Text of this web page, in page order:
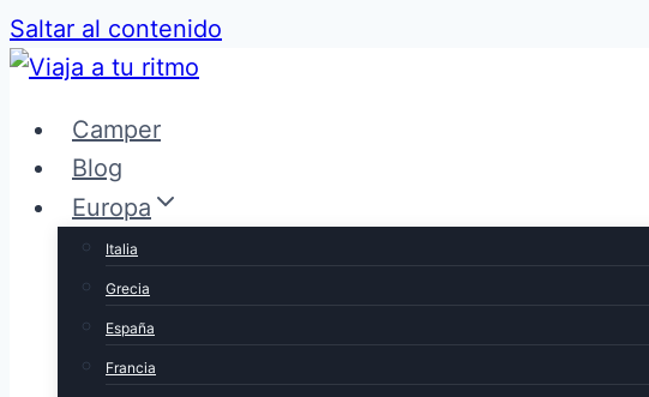
Saltar al contenido
Camper
Blog
Europa
Italia
Grecia
España
Francia